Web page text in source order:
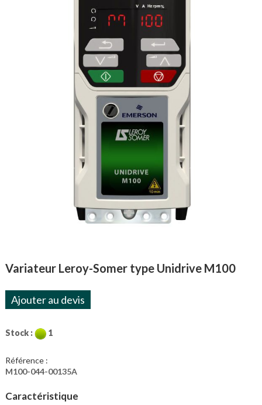
Variateur Leroy-Somer type Unidrive M100
Ajouter au devis
Stock : 1
Référence :
M100-044-00135A
Caractéristique